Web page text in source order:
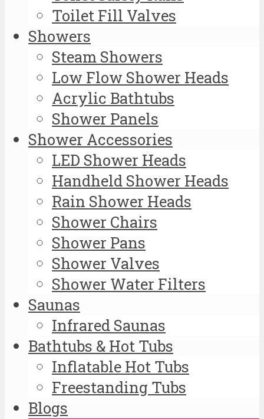
Toilet Fill Valves
Showers
Steam Showers
Low Flow Shower Heads
Acrylic Bathtubs
Shower Panels
Shower Accessories
LED Shower Heads
Handheld Shower Heads
Rain Shower Heads
Shower Chairs
Shower Pans
Shower Valves
Shower Water Filters
Saunas
Infrared Saunas
Bathtubs & Hot Tubs
Inflatable Hot Tubs
Freestanding Tubs
Blogs